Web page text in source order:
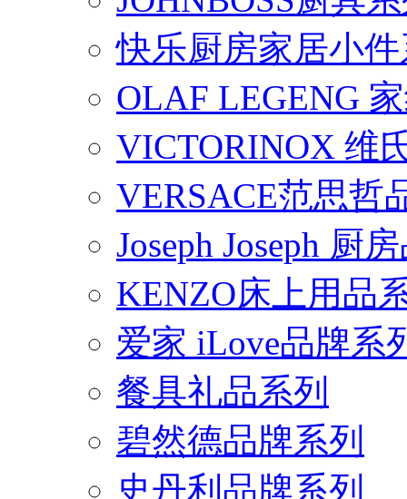
快乐厨房家居小
OLAF LEGENG
VICTORINOX 维
VERSACE范思哲
Joseph Joseph 厨
KENZO床上用品
爱家 iLove品牌系
餐具礼品系列
碧然德品牌系列
史丹利品牌系列